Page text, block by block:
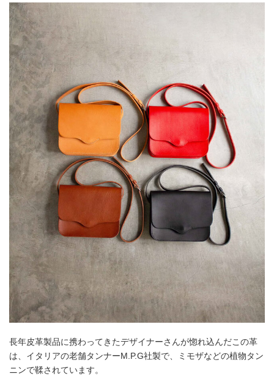
長年皮革製品に携わってきたデザイナーさんが惚れ込んだこの革
は、イタリアの老舗タンナーM.P.G社製で、ミモザなどの植物タン
ニンで鞣されています。